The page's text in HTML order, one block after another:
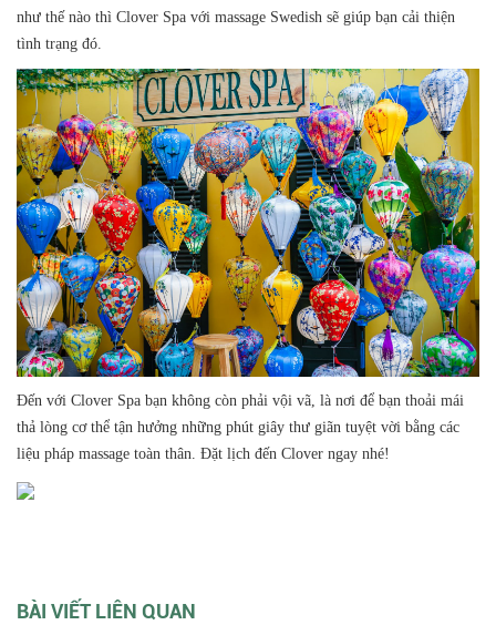
như thế nào thì Clover Spa với massage Swedish sẽ giúp bạn cải thiện
tình trạng đó.
Đến với Clover Spa bạn không còn phải vội vã, là nơi để bạn thoải mái
thả lòng cơ thể tận hưởng những phút giây thư giãn tuyệt vời bằng các
liệu pháp massage toàn thân. Đặt lịch đến Clover ngay nhé!
BÀI VIẾT LIÊN QUAN